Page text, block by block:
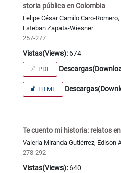
storia pública en Colombia
Felipe César Camilo Caro-
Esteban Zapata-Wiesner
257-277
Vistas(Views):674
PDF
HTML
Te cuento mi historia: relatos
Valeria Miranda Gutiérrez, Edison
278-292
Vistas(Views):640